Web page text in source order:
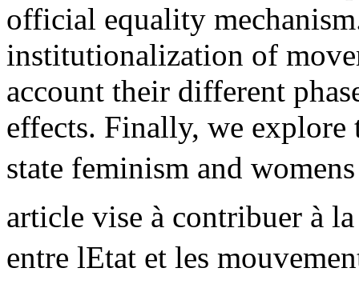
official equality
institutionalization of
account their different
effects. Finally, we explore
state feminism and
article vise à contribuer à
entre lEtat et les